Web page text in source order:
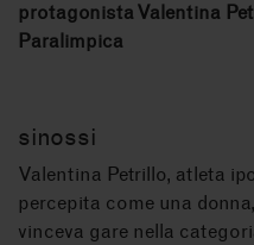
protagonista Valentina
Paralimpica
sinossi
Valentina Petrillo, atleta
percepita come una
vinceva gare nella